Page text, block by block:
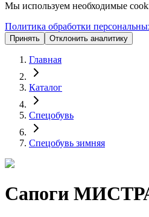
Мы используем необходимые
Политика обработки
Принять Отклонить аналитику
Главная
Каталог
Спецобувь
Спецобувь зимняя
Сапоги